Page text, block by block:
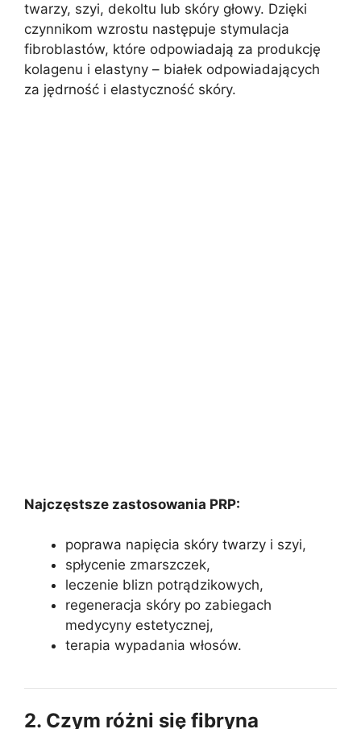
twarzy, szyi, dekoltu lub skóry głowy. Dzięki
czynnikom wzrostu następuje stymulacja
fibroblastów, które odpowiadają za produkcję
kolagenu i elastyny – białek odpowiadających
za jędrność i elastyczność skóry.
Najczęstsze zastosowania PRP:
poprawa napięcia skóry twarzy i szyi,
spłycenie zmarszczek,
leczenie blizn potrądzikowych,
regeneracja skóry po zabiegach
medycyny estetycznej,
terapia wypadania włosów.
2. Czym różni się fibryna